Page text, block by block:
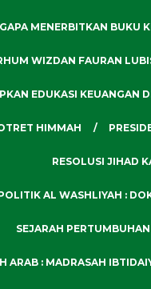
MENERBITKAN BUKU
WIZDAN FAURAN
EDUKASI KEUANGAN
HIMMAH
RESOLUSI JIHAD
AL WASHLIYAH :
SEJARAH
ARAB : MADRASAH